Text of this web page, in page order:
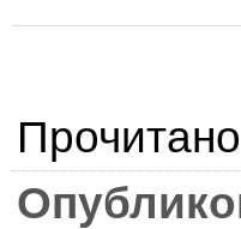
Прочитано